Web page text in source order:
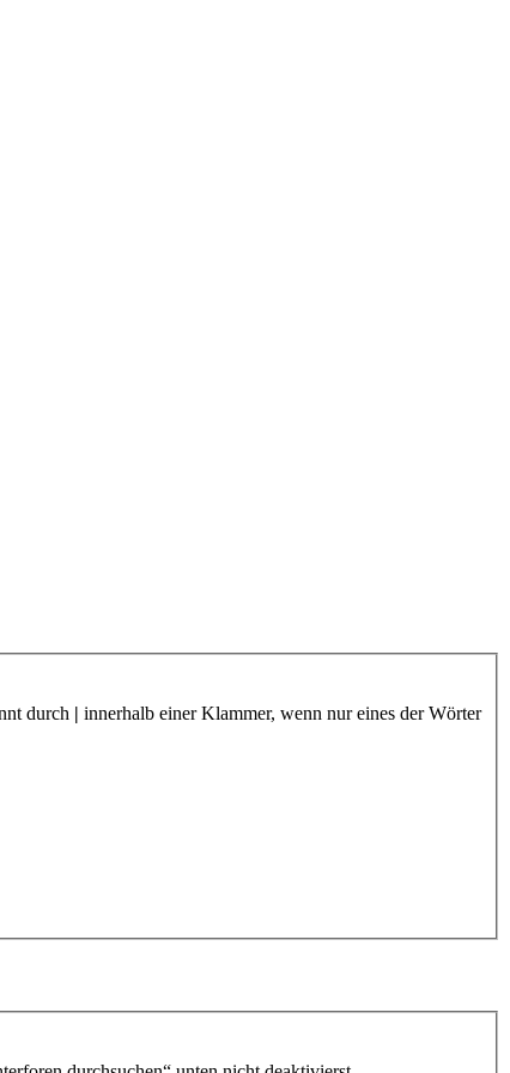
durch | innerhalb einer Klammer, wenn nur eines der Wörter